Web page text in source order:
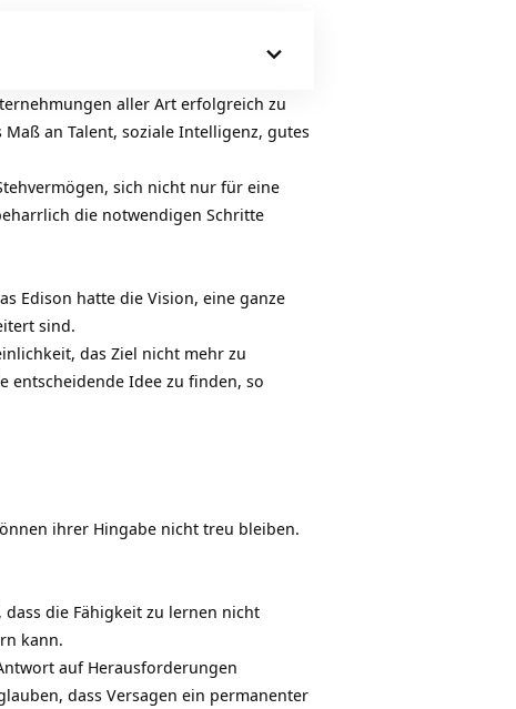
aller Art erfolgreich zu
an Talent, soziale Intelligenz, gutes
sich nicht nur für eine
die notwendigen Schritte
Edison hatte die Vision, eine ganze
sind.
das Ziel nicht mehr zu
entscheidende Idee zu finden, so
ihrer Hingabe nicht treu bleiben.
die Fähigkeit zu lernen nicht
kann.
auf Herausforderungen
dass Versagen ein permanenter